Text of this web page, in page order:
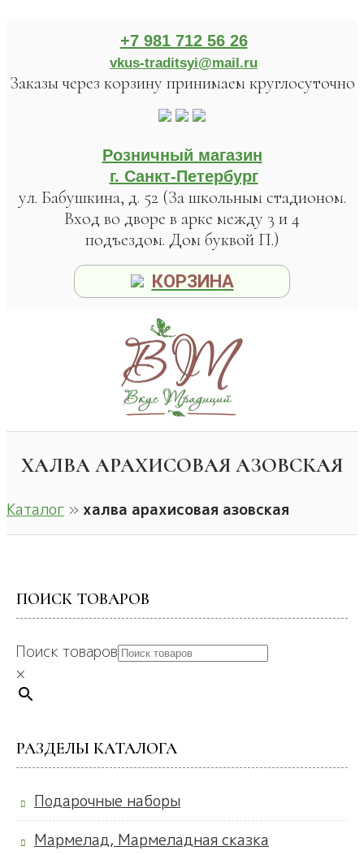
+7 981 712 56 26
vkus-traditsyi@mail.ru
Заказы через корзину принимаем круглосуточно
Розничный магазин
г. Санкт-Петербург
ул. Бабушкина, д. 52 (За школьным стадионом.
Вход во дворе в арке между 3 и 4
подъездом. Дом буквой П.)
КОРЗИНА
ХАЛВА АРАХИСОВАЯ АЗОВСКАЯ
Каталог » халва арахисовая азовская
ПОИСК ТОВАРОВ
Поиск товаров
×
РАЗДЕЛЫ КАТАЛОГА
Подарочные наборы
Мармелад, Мармеладная сказка